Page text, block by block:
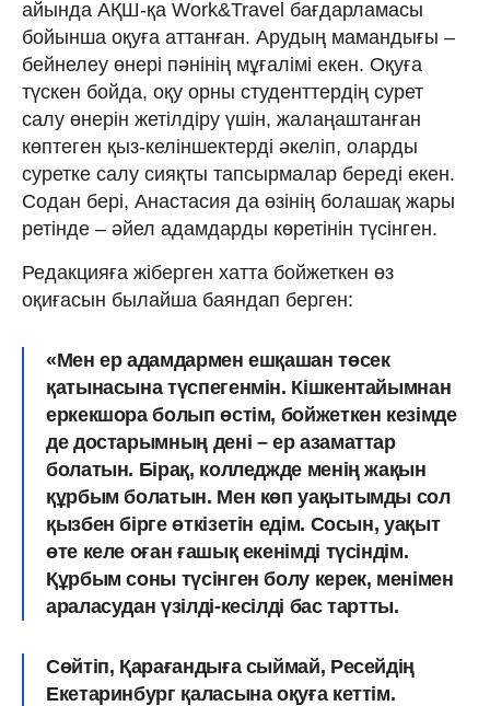
айында АҚШ-қа Work&Travel бағдарламасы
бойынша оқуға аттанған. Арудың мамандығы –
бейнелеу өнері пәнінің мұғалімі екен. Оқуға
түскен бойда, оқу орны студенттердің сурет
салу өнерін жетілдіру үшін, жалаңаштанған
көптеген қыз-келіншектерді әкеліп, оларды
суретке салу сияқты тапсырмалар береді екен.
Содан бері, Анастасия да өзінің болашақ жары
ретінде – әйел адамдарды көретінін түсінген.
Редакцияға жіберген хатта бойжеткен өз
оқиғасын былайша баяндап берген:
«Мен ер адамдармен ешқашан төсек
қатынасына түспегенмін. Кішкентайымнан
еркекшора болып өстім, бойжеткен кезімде
де достарымның дені – ер азаматтар
болатын. Бірақ, колледжде менің жақын
құрбым болатын. Мен көп уақытымды сол
қызбен бірге өткізетін едім. Сосын, уақыт
өте келе оған ғашық екенімді түсіндім.
Құрбым соны түсінген болу керек, менімен
араласудан үзілді-кесілді бас тартты.
Сөйтіп, Қарағандыға сыймай, Ресейдің
Екетаринбург қаласына оқуға кеттім.